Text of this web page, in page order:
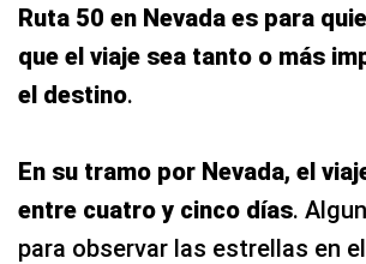
Ruta 50 en Nevada es para
que el viaje sea tanto o más
el destino.
En su tramo por Nevada, el
entre cuatro y cinco días.
para observar las estrellas en